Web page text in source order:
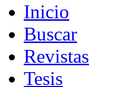
Inicio
Buscar
Revistas
Tesis